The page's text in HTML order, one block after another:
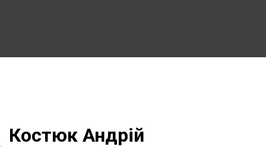
Костюк Андрій